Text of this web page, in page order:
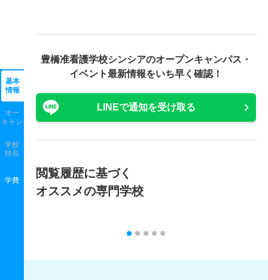
基本
情報
オー
キャン
学校
特長
学費
豊橋准看護学校シンシアのオープンキャンパス・
イベント最新情報をいち早く確認！
LINEで通知を受け取る
閲覧履歴に基づく
オススメの専門学校